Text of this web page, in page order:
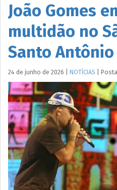
João Gomes
multidão no
Santo Antônio
24 de junho de 2026 NOTÍCIAS